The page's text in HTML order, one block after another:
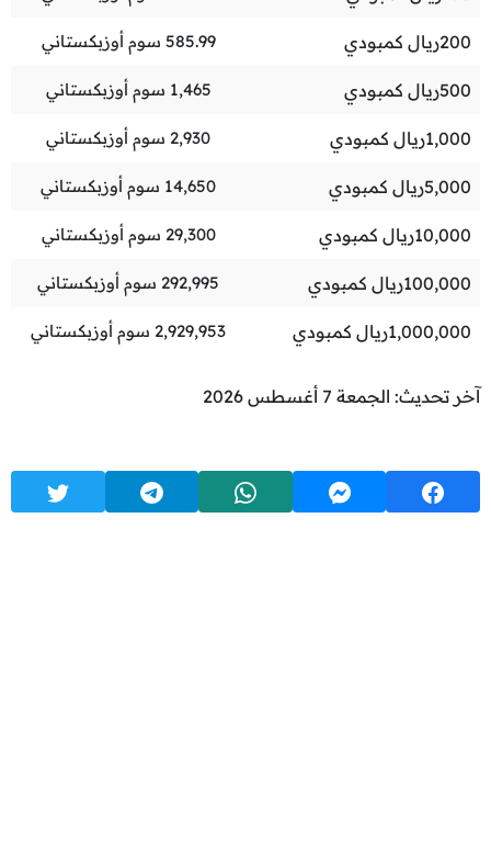
200ريال كمبودي 585.99 سوم أوزبكستاني
500ريال كمبودي 1,465 سوم أوزبكستاني
1,000ريال كمبودي 2,930 سوم أوزبكستاني
5,000ريال كمبودي 14,650 سوم أوزبكستاني
10,000ريال كمبودي 29,300 سوم أوزبكستاني
100,000ريال كمبودي 292,995 سوم أوزبكستاني
1,000,000ريال كمبودي 2,929,953 سوم أوزبكستاني
آخر تحديث: الجمعة 7 أغسطس 2026